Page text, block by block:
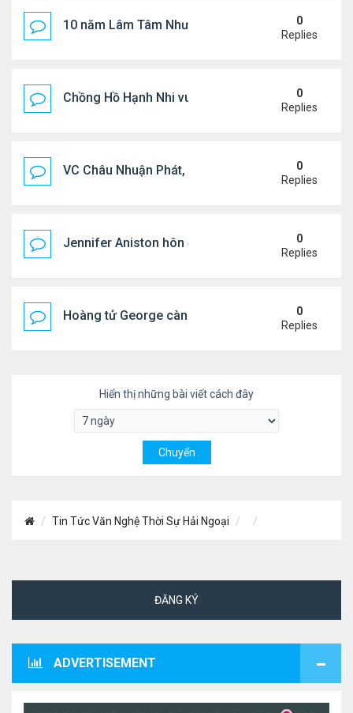
10 năm Lâm Tâm Như - Hoắc Kiến Hoa
0
Replies
Chồng Hồ Hạnh Nhi vui vẻ ôm người cũ của vợ
0
Replies
VC Châu Nhuận Phát, Lưu Gia Linh viếng vợ cũ ..
0
Replies
Jennifer Aniston hôn đắm đuối bạn trai trên du
0
Replies
Hoàng tử George càng lớn càng điển trai0
Replies
Hiển thị những bài viết cách đây
Tin Tức Văn Nghệ Thời Sự Hải Ngoại
ĐĂNG KÝ
ADVERTISEMENT